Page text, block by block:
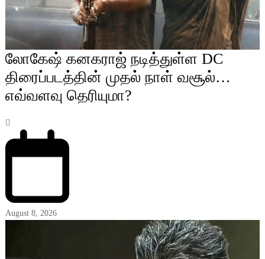
லோகேஷ் கனகராஜ் நடித்துள்ள DC
திரைப்படத்தின் முதல் நாள் வசூல்…
எவ்வளவு தெரியுமா?
August 8, 2026